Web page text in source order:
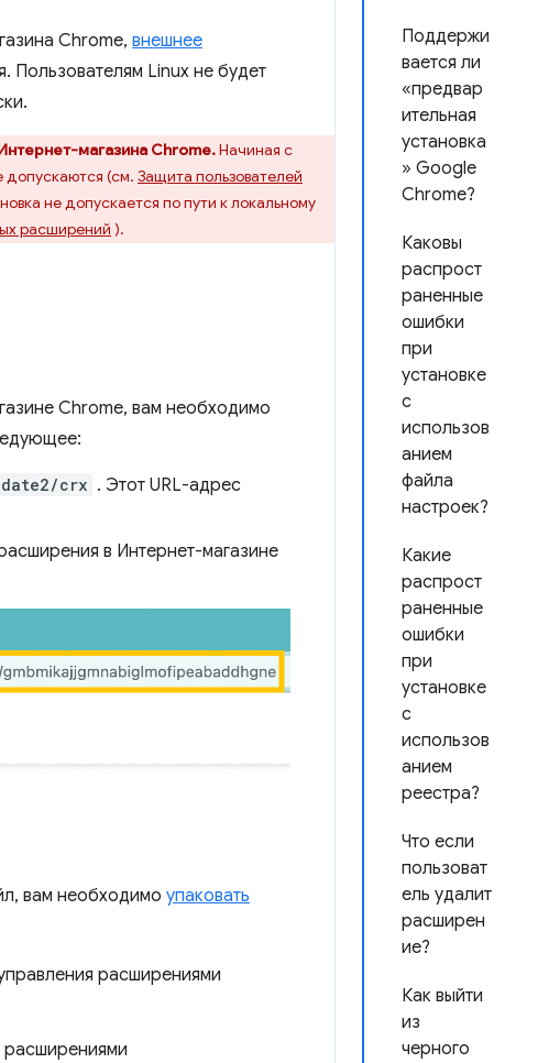
Поддержи
вается ли
«предвар
ительная
установка
» Google
Chrome?
Каковы
распрост
раненные
ошибки
при
установке
с
использов
анием
файла
настроек?
Какие
распрост
раненные
ошибки
при
установке
с
использов
анием
реестра?
Что если
пользоват
ель удалит
расширен
ие?
Как выйти
из
черного
Chrome, внешнее
Пользователям Linux не будет
магазина Chrome.Начиная с
допускаются (см. Защита пользователей
не допускается по пути к локальному
расширений ).
Chrome, вам необходимо
crx . Этот URL-адрес
в Интернет-магазине
вам необходимо упаковать
расширениями
расширениями